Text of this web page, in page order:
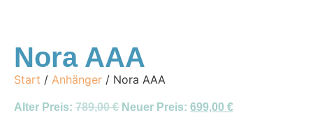
Nora AAA
Start / Anhänger / Nora AAA
Alter Preis: 789,00€ Neuer Preis: 699,00 €